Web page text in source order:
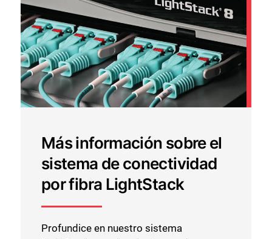
Más información sobre el
sistema de conectividad
por fibra LightStack
Profundice en nuestro sistema